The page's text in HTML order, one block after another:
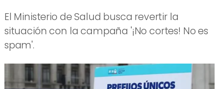
El Ministerio de Salud busca revertir la
situación con la campaña '¡No cortes! No es
spam'.